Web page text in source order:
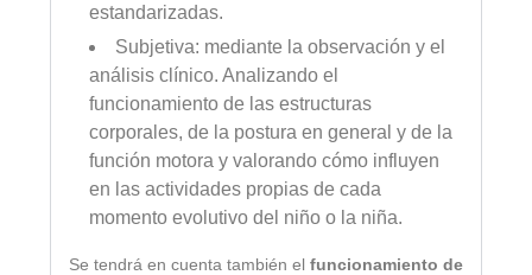
estandarizadas.
Subjetiva: mediante la observación y el
análisis clínico. Analizando el
funcionamiento de las estructuras
corporales, de la postura en general y de la
función motora y valorando cómo influyen
en las actividades propias de cada
momento evolutivo del niño o la niña.
Se tendrá en cuenta también el funcionamiento de